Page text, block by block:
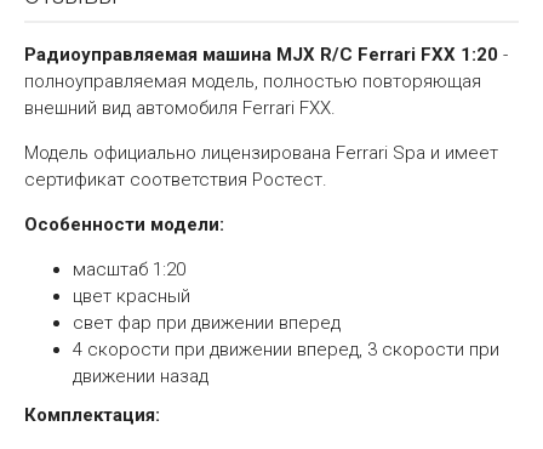
Радиоуправляемая машина MJX R/C Ferrari FXX 1:20 -
полноуправляемая модель, полностью повторяющая
внешний вид автомобиля Ferrari FXX.
Модель официально лицензирована Ferrari Spa и имеет
сертификат соответствия Ростест.
Особенности модели:
масштаб 1:20
цвет красный
свет фар при движении вперед
4 скорости при движении вперед, 3 скорости при
движении назад
Комплектация: